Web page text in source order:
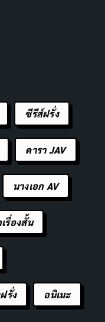
คุณสามารถสร้าง
Twitter ,Google
ญชีของคุณแล้ว คุณ
ไปที่หน้าการตั้งค่า
ยนชื่อผู้ใช้ อีเมล
านซ้ายช่วยให้คุณ
ย และการแจ้งเตือน
ซีรีส์ฝรั่ง
ดารา JAV
นางเอก AV
รื่องสั้น
รั่ง อนิเมะ